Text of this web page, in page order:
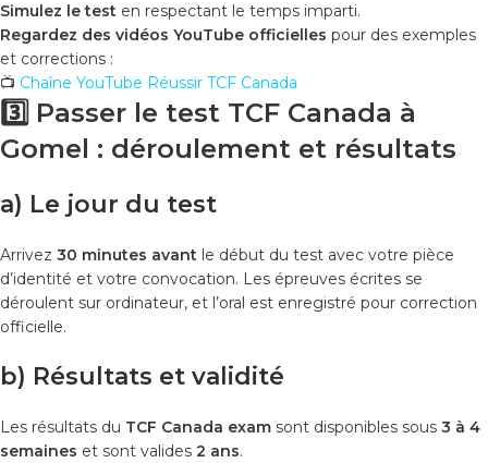
Simulez le test en respectant le temps imparti.
Regardez des vidéos YouTube officielles pour des exemples
et corrections :
📺 Chaîne YouTube Réussir TCF Canada
3️⃣ Passer le test TCF Canada à
Gomel : déroulement et résultats
a) Le jour du test
Arrivez 30 minutes avant le début du test avec votre pièce
d’identité et votre convocation. Les épreuves écrites se
déroulent sur ordinateur, et l’oral est enregistré pour correction
officielle.
b) Résultats et validité
Les résultats du TCF Canada exam sont disponibles sous 3 à 4
semaines et sont valides 2 ans.